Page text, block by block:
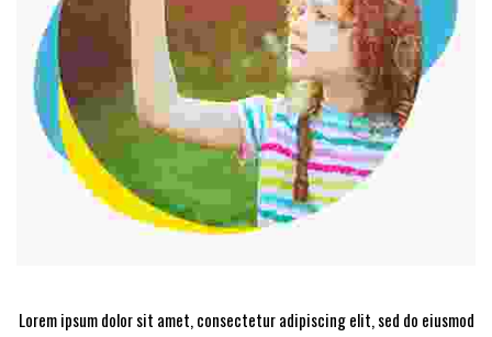
Lorem ipsum dolor sit amet, consectetur adipiscing elit, sed do eiusmod